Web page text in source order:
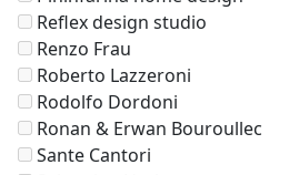
Reflex design studio
Renzo Frau
Roberto Lazzeroni
Rodolfo Dordoni
Ronan & Erwan Bouroullec
Sante Cantori